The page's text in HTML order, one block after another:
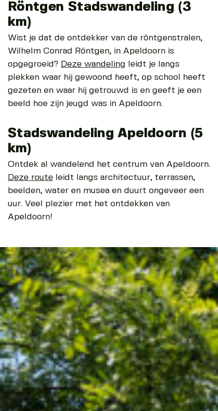
Röntgen Stadswandeling (3
km)
Wist je dat de ontdekker van de röntgenstralen,
Wilhelm Conrad Röntgen, in Apeldoorn is
opgegroeid? Deze wandeling leidt je langs
plekken waar hij gewoond heeft, op school heeft
gezeten en waar hij getrouwd is en geeft je een
beeld hoe zijn jeugd was in Apeldoorn.
Stadswandeling Apeldoorn (5
km)
Ontdek al wandelend het centrum van Apeldoorn.
Deze route leidt langs architectuur, terrassen,
beelden, water en musea en duurt ongeveer een
uur. Veel plezier met het ontdekken van
Apeldoorn!